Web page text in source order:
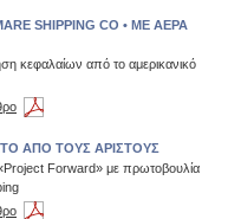
SHIPPING CO • ME AEΡΑ
κεφαλαίων από το αμερικανικό
ΑΠΟ ΤΟΥΣ ΑΡΙΣΤΟΥΣ
«Project Forward» με πρωτοβουλία